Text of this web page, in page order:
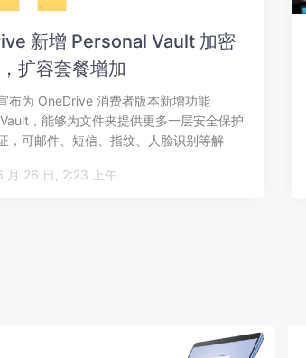
新增 Personal Vault 加密
扩容套餐增加
布为 OneDrive 消费者版本新增功能
，能够为文件夹提供更多一层安全保护
，可邮件、短信、指纹、人脸识别等解
2019 年 6 月 26 日, 2:23 上午